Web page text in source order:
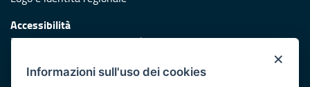
Accessibilità
Dichiarazione di accessibilità
Redazione ×
Informazioni sull'uso dei cookies